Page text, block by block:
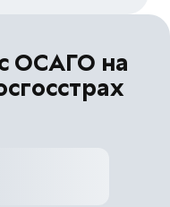
ОСАГО на